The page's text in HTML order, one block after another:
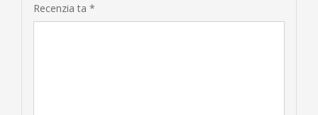
Recenzia ta *